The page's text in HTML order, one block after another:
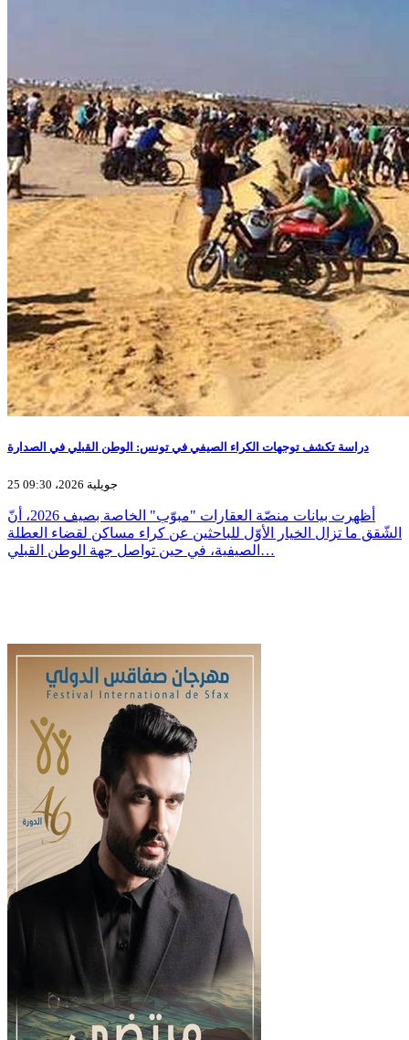
دراسة تكشف توجهات الكراء الصيفي في تونس: الوطن القبلي في الصدارة
25 جويلية 2026، 09:30
أظهرت بيانات منصّة العقارات "مبوّب" الخاصة بصيف 2026، أنّ
الشّقق ما تزال الخيار الأوّل للباحثين عن كراء مساكن لقضاء العطلة
الصيفية، في حين تواصل جهة الوطن القبلي…